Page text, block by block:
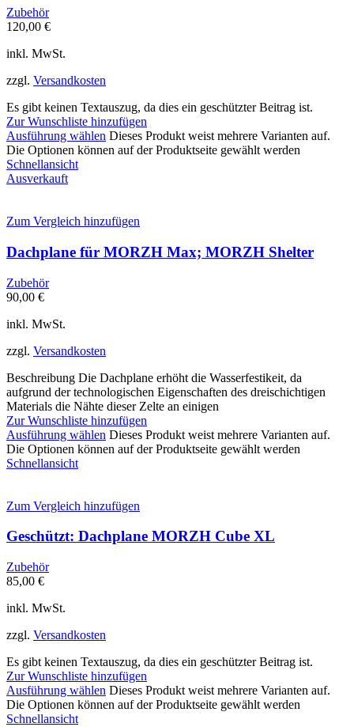
Zubehör
120,00 €
inkl. MwSt.
zzgl. Versandkosten
Es gibt keinen Textauszug, da dies ein geschützter Beitrag ist.
Zur Wunschliste hinzufügen
Ausführung wählen Dieses Produkt weist mehrere Varianten auf.
Die Optionen können auf der Produktseite gewählt werden
Schnellansicht
Ausverkauft
Zum Vergleich hinzufügen
Dachplane für MORZH Max; MORZH Shelter
Zubehör
90,00 €
inkl. MwSt.
zzgl. Versandkosten
Beschreibung Die Dachplane erhöht die Wasserfestikeit, da
aufgrund der technologischen Eigenschaften des dreischichtigen
Materials die Nähte dieser Zelte an einigen
Zur Wunschliste hinzufügen
Ausführung wählen Dieses Produkt weist mehrere Varianten auf.
Die Optionen können auf der Produktseite gewählt werden
Schnellansicht
Zum Vergleich hinzufügen
Geschützt: Dachplane MORZH Cube XL
Zubehör
85,00 €
inkl. MwSt.
zzgl. Versandkosten
Es gibt keinen Textauszug, da dies ein geschützter Beitrag ist.
Zur Wunschliste hinzufügen
Ausführung wählen Dieses Produkt weist mehrere Varianten auf.
Die Optionen können auf der Produktseite gewählt werden
Schnellansicht